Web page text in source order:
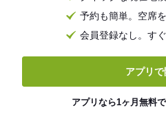
予約も簡単。空席
会員登録なし。す
アプリで
アプリなら1ヶ月無料